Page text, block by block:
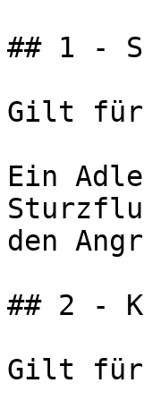
## 1 -
Gilt
Ein
den
## 2 -
Gilt